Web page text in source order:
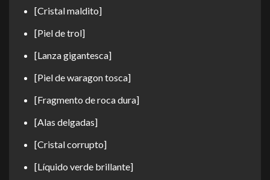
[Cristal maldito]
[Piel de trol]
[Lanza gigantesca]
[Piel de waragon tosca]
[Fragmento de roca dura]
[Alas delgadas]
[Cristal corrupto]
[Líquido verde brillante]